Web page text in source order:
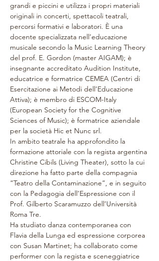
grandi e piccini e utilizza i propri materiali
originali in concerti, spettacoli teatrali,
percorsi formativi e laboratori. È una
docente specializzata nell’educazione
musicale secondo la Music Learning Theory
del prof. E. Gordon (master AIGAM); è
insegnante accreditato Audition Institute,
educatrice e formatrice CEMEA (Centri di
Esercitazione ai Metodi dell’Educazione
Attiva); è membro di ESCOM-Italy
(European Society for the Cognitive
Sciences of Music); è formatrice aziendale
per la società Hic et Nunc srl.
In ambito teatrale ha approfondito la
formazione attoriale con la regista argentina
Christine Cibils (Living Theater), sotto la cui
direzione ha fatto parte della compagnia
“Teatro della Contaminazione”, e in seguito
con la Pedagogia dell’Espressione con il
Prof. Gilberto Scaramuzzo dell’Università
Roma Tre.
Ha studiato danza contemporanea con
Flavia della Lunga ed espressione corporea
con Susan Martinet; ha collaborato come
performer con la regista e sceneggiatrice